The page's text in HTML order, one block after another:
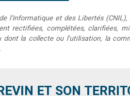
l'Informatique et des Libertés
rectifiées, complétées, clarifiées,
la collecte ou l'utilisation, la
ET SON